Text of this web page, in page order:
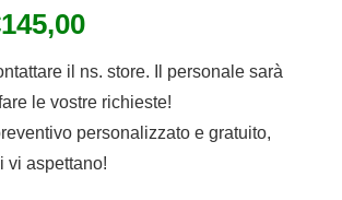
145,00Il
attuale
è:
€145,00.
il ns. store. Il personale sarà
le vostre richieste!
personalizzato e gratuito,
vi aspettano!